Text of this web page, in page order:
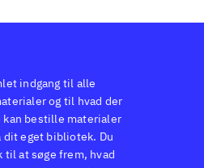
indgang til alle
og til hvad der
kan bestille materialer
dit eget bibliotek. Du
til at søge frem, hvad